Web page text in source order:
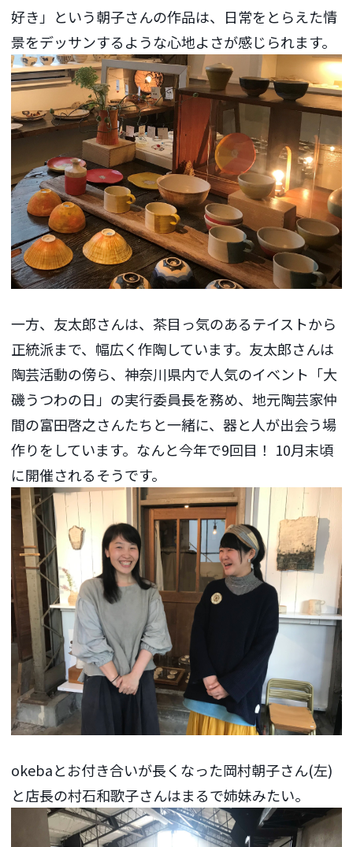
好き」という朝子さんの作品は、日常をとらえた情
景をデッサンするような心地よさが感じられます。
一方、友太郎さんは、茶目っ気のあるテイストから
正統派まで、幅広く作陶しています。友太郎さんは
陶芸活動の傍ら、神奈川県内で人気のイベント「大
磯うつわの日」の実行委員長を務め、地元陶芸家仲
間の富田啓之さんたちと一緒に、器と人が出会う場
作りをしています。なんと今年で9回目！ 10月末頃
に開催されるそうです。
okebaとお付き合いが長くなった岡村朝子さん(左)
と店長の村石和歌子さんはまるで姉妹みたい。